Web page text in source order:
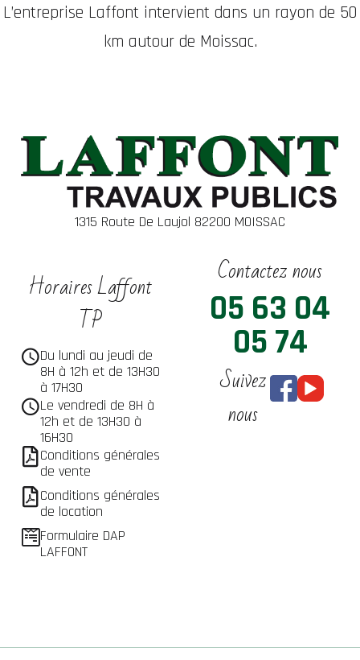
L’entreprise Laffont intervient dans un rayon de 50
km autour de Moissac.
1315 Route De Laujol 82200 MOISSAC
Horaires Laffont
TP
Du lundi au jeudi de
8H à 12h et de 13H30
à 17H30
Le vendredi de 8H à
12h et de 13H30 à
16H30
Conditions générales
de vente
Conditions générales
de location
Formulaire DAP
LAFFONT
Contactez nous
05 63 04
05 74
Suivez
nous